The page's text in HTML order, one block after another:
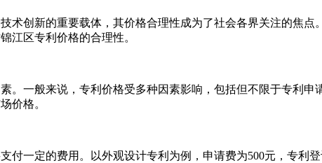
术创新的重要载体，其价格合理性成为了社会各界关注的焦
江区专利价格的合理性。
。一般来说，专利价格受多种因素影响，包括但不限于专利
价格。
付一定的费用。以外观设计专利为例，申请费为500元，专利